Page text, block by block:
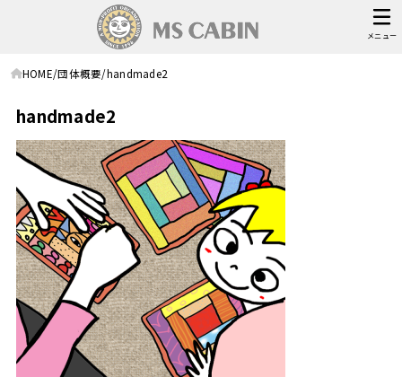
メニュー
HOME 団体概要 handmade2
handmade2